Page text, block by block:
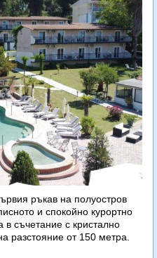
ръкав на полуостров
и спокойно курортно
съчетание с кристално
разстояние от 150 метра.